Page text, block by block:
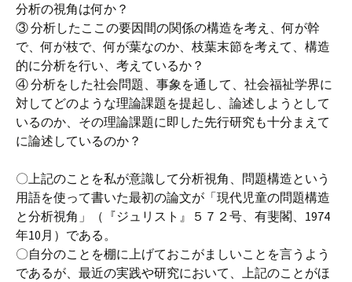
分析の視角は何か？
③ 分析したここの要因間の関係の構造を考え、何が幹
で、何が枝で、何が葉なのか、枝葉末節を考えて、構造
的に分析を行い、考えているか？
④ 分析をした社会問題、事象を通して、社会福祉学界に
対してどのような理論課題を提起し、論述しようとして
いるのか、その理論課題に即した先行研究も十分まえて
に論述しているのか？
〇上記のことを私が意識して分析視角、問題構造という
用語を使って書いた最初の論文が「現代児童の問題構造
と分析視角」（『ジュリスト』５７２号、有斐閣、1974
年10月）である。
〇自分のことを棚に上げておこがましいことを言うよう
であるが、最近の実践や研究において、上記のことがほ